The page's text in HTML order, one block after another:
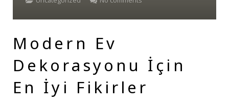
Restaurant Sandalyesi
Plastik Sandalye
Dış Mekan Sandalyeler
Modern Ev
Dekorasyonu İçin
En İyi Fikirler